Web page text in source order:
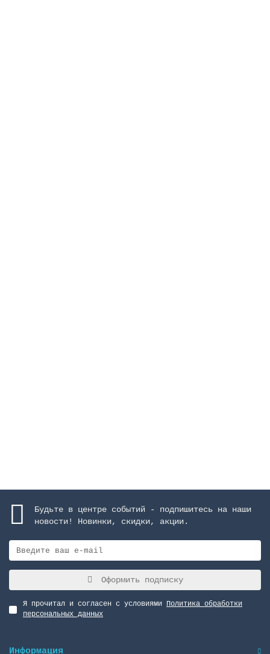
Будьте в центре событий - подпишитесь на наши
новости! Новинки, скидки, акции.
Оформить подписку
Я прочитал и согласен с условиями Политика обработки
персональных данных
Информация